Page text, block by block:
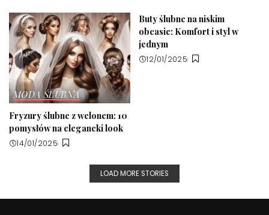
MODA ŚLUBNA
Fryzury ślubne z welonem: 10
pomysłów na elegancki look
14/01/2025
Buty ślubne na niskim
obcasie: Komfort i styl w
jednym
12/01/2025
LOAD MORE STORIES